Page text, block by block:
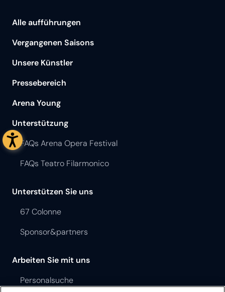
Alle aufführungen
Vergangenen Saisons
Unsere Künstler
Pressebereich
Arena Young
Unterstützung
FAQs Arena Opera Festival
FAQs Teatro Filarmonico
Unterstützen Sie uns
67 Colonne
Sponsor&partners
Arbeiten Sie mit uns
Personalsuche